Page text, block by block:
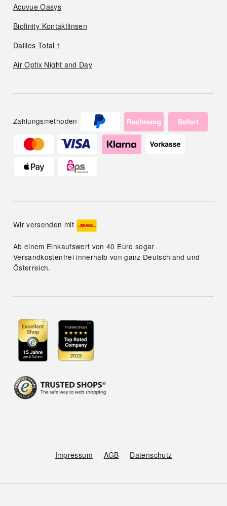
Acuvue Oasys
Biofinity Kontaktlinsen
Dailies Total 1
Air Optix Night and Day
Zahlungsmethoden
Wir versenden mit
Ab einem Einkaufswert von 40 Euro sogar
Versandkostenfrei innerhalb von ganz Deutschland und
Österreich.
Impressum AGB Datenschutz